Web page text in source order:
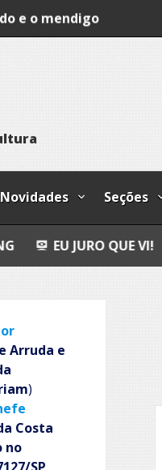
e o mendigo
dos Povos
ltura
Novidades Seções
QUE VI! EPITAFIO
Arruda e
)
Costa
no